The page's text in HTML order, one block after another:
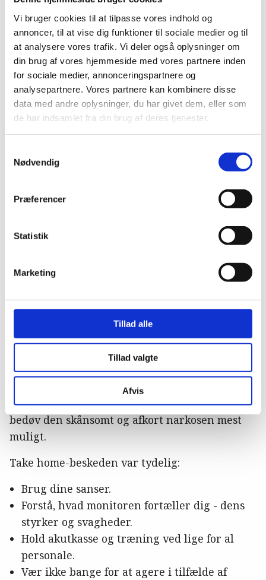
Vi bruger cookies til at tilpasse vores indhold og
annoncer, til at vise dig funktioner til sociale medier og til
at analysere vores trafik. Vi deler også oplysninger om
din brug af vores hjemmeside med vores partnere inden
for sociale medier, annonceringspartnere og
analysepartnere. Vores partnere kan kombinere disse
data med andre oplysninger, du har givet dem, eller som
de har indsamlet fra din brug af deres tjenester.
Nødvendig
Præferencer
Statistik
Marketing
Tillad alle
Tillad valgte
Afvis
har en puls – vi skal til at forebygge hjertestop!
Blodtryksmålinger
Perfusion og blodtryk hænger sammen og MAP
under 50 viser, at perfusionen ikke er
tilstrækkelig. Cuffen, som man bruger til
patienten, har en betydning for en korrekt
måling. Vær opmærksom på, at for lille cuff vil
Lav MAP (hypotension) skal give anledning til
anæstesien? Er der bradycardi, kan du give
endeligt dopamin-drop. Hypertension kan
årsagen, gives fx fentanyl.
De to dyrlæger gennemgik nogle af de
forstyrrelser, som vi skal kunne aflæse relativt
hurtigt på et EKG. Fx ST-depression, der ses
relativt ofte hos især ældre hunde og betyder,
at der er en belastning af hjertet. Derfor skal
man være særligt observant på patienten;
bedøv den skånsomt og afkort narkosen mest
muligt.
Take home-beskeden var tydelig:
Brug dine sanser.
Forstå, hvad monitoren fortæller dig - dens
styrker og svagheder.
Hold akutkasse og træning ved lige for al
personale.
Vær ikke bange for at agere i tilfælde af